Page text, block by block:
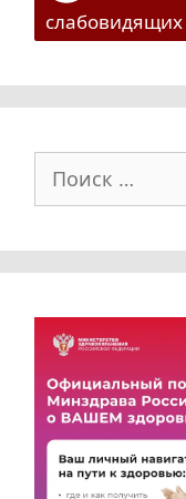
слабовидящих